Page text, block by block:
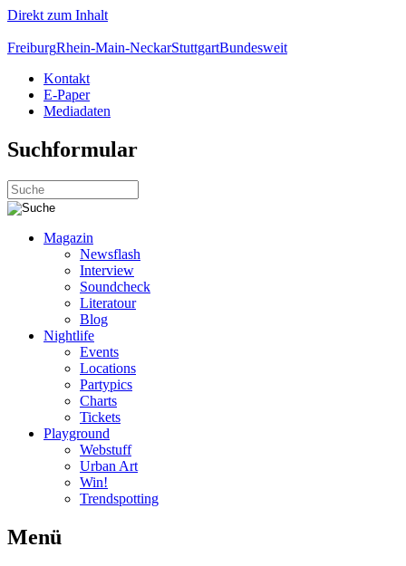
Direkt zum Inhalt
FreiburgRhein-Main-NeckarStuttgartBundesweit
Kontakt
E-Paper
Mediadaten
Suchformular
Magazin
Newsflash
Interview
Soundcheck
Literatour
Blog
Nightlife
Events
Locations
Partypics
Charts
Tickets
Playground
Webstuff
Urban Art
Win!
Trendspotting
Menü